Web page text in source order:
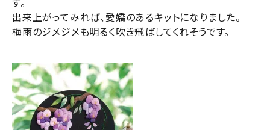
出来上がってみれば、愛嬌のあるキットになりました。
梅雨のジメジメも明るく吹き飛ばしてくれそうです。